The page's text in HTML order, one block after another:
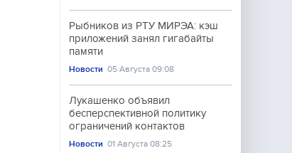
Рыбников из РТУ МИРЭА: кэш
приложений занял гигабайты
памяти
Новости 05 Августа 09:08
Лукашенко объявил
бесперспективной политику
ограничений контактов
Новости 01 Августа 08:25